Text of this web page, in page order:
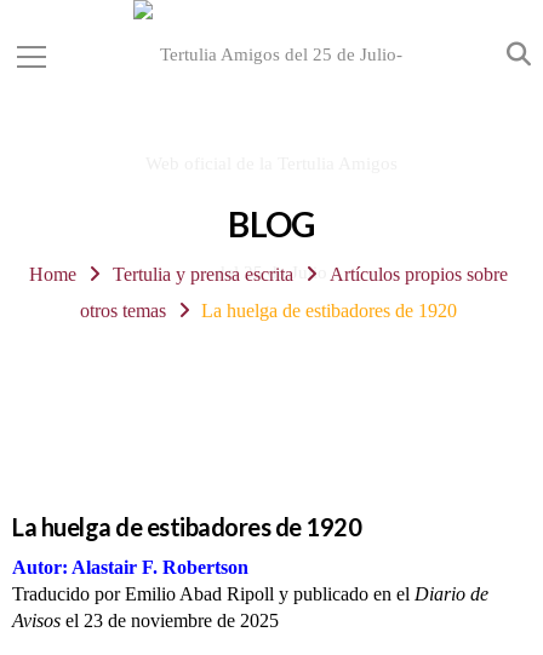
BLOG
Home Tertulia y prensa escrita
Artículos propios sobre
otros temas
La huelga de estibadores de 1920
La huelga de estibadores de 1920
Autor: Alastair F. Robertson
Traducido por Emilio Abad Ripoll y publicado en el Diario de
Avisos el 23 de noviembre de 2025